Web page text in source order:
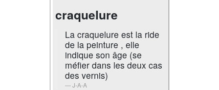
craquelure
La craquelure est la ride
de la peinture , elle
indique son âge (se
méfier dans les deux cas
des vernis)
J-A-A